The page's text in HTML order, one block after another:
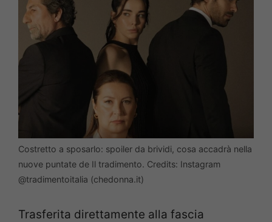
Costretto a sposarlo: spoiler da brividi, cosa accadrà nella
nuove puntate de Il tradimento. Credits: Instagram
@tradimentoitalia (chedonna.it)
Trasferita direttamente alla fascia